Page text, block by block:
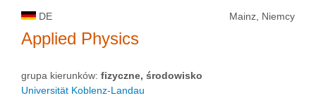
DE Mainz, Niemcy
Applied Physics
grupa kierunków: fizyczne, środowisko
Universität Koblenz-Landau